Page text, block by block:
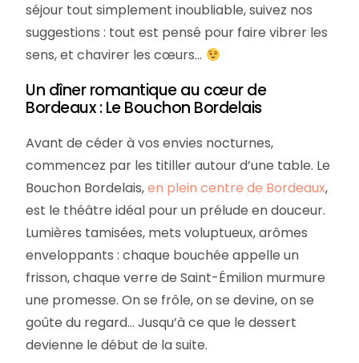
séjour tout simplement inoubliable, suivez nos
suggestions : tout est pensé pour faire vibrer les
sens, et chavirer les cœurs…
Un dîner romantique au cœur de
Bordeaux : Le Bouchon Bordelais
Avant de céder à vos envies nocturnes,
commencez par les titiller autour d’une table. Le
Bouchon Bordelais,en plein centre de Bordeaux,
est le théâtre idéal pour un prélude en douceur.
Lumières tamisées, mets voluptueux, arômes
enveloppants : chaque bouchée appelle un
frisson, chaque verre de Saint-Émilion murmure
une promesse. On se frôle, on se devine, on se
goûte du regard… Jusqu’à ce que le dessert
devienne le début de la suite.